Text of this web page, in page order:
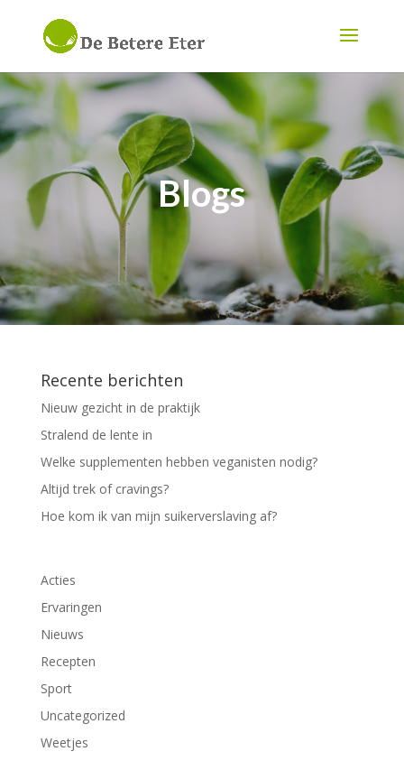
Blogs
Recente berichten
Nieuw gezicht in de praktijk
Stralend de lente in
Welke supplementen hebben veganisten nodig?
Altijd trek of cravings?
Hoe kom ik van mijn suikerverslaving af?
Acties
Ervaringen
Nieuws
Recepten
Sport
Uncategorized
Weetjes